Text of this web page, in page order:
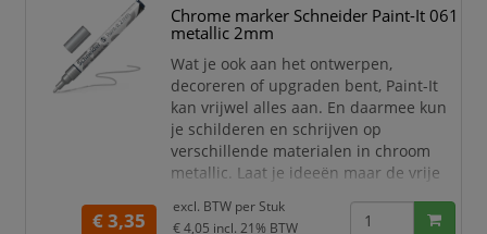
De kunststof ingekapselde punt zorgt
ervoor dat er geen ongewenste
Chrome marker Schneider Paint-It 061
metallic 2mm
Wat je ook aan het ontwerpen,
decoreren of upgraden bent, Paint-It
kan vrijwel alles aan. En daarmee kun
je schilderen en schrijven op
verschillende materialen in chroom
metallic. Laat je ideeën maar de vrije
ronde punt met schrijfbreedte 2mm
€ 3,35
excl. BTW per Stuk
€ 4,05 incl. 21% BTW